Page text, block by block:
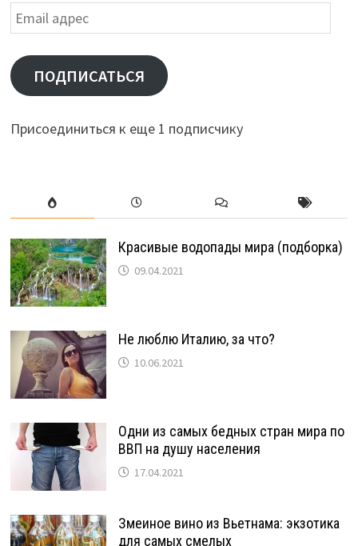
Email
адрес
ПОДПИСАТЬСЯ
Присоединиться к еще 1 подписчику
Красивые водопады мира (подборка)
09.04.2021
Не люблю Италию, за что?
10.06.2021
Одни из самых бедных стран мира по
ВВП на душу населения
17.04.2021
Змеиное вино из Вьетнама: экзотика
для самых смелых